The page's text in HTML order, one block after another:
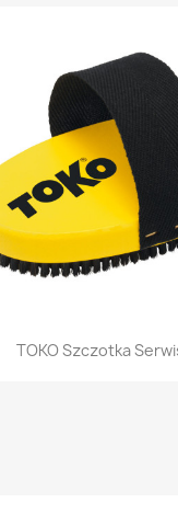
Szybki
TOKO Szczotka